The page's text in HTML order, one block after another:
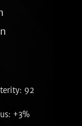
92
+3%